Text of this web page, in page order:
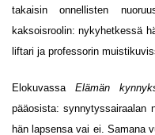
takaisin onnellisten
kaksoisroolin: nykyhetkessä
liftari ja professorin
ElokuvassaElämän
pääosista: synnytyssairaalan
hän lapsensa vai ei. Samana